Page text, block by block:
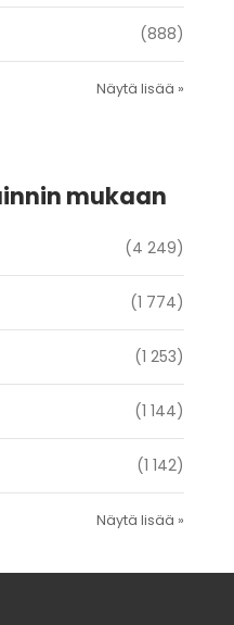
(888)
Näytä lisää »
mukaan
(4 249)
(1 774)
(1 253)
(1 144)
(1 142)
Näytä lisää »